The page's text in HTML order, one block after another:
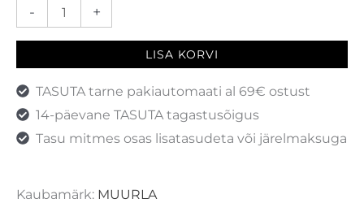
- +
LISA KORVI
TASUTA tarne pakiautomaati al 69€ ostust
14-päevane TASUTA tagastusõigus
Tasu mitmes osas lisatasudeta või järelmaksuga
Kaubamärk: MUURLA